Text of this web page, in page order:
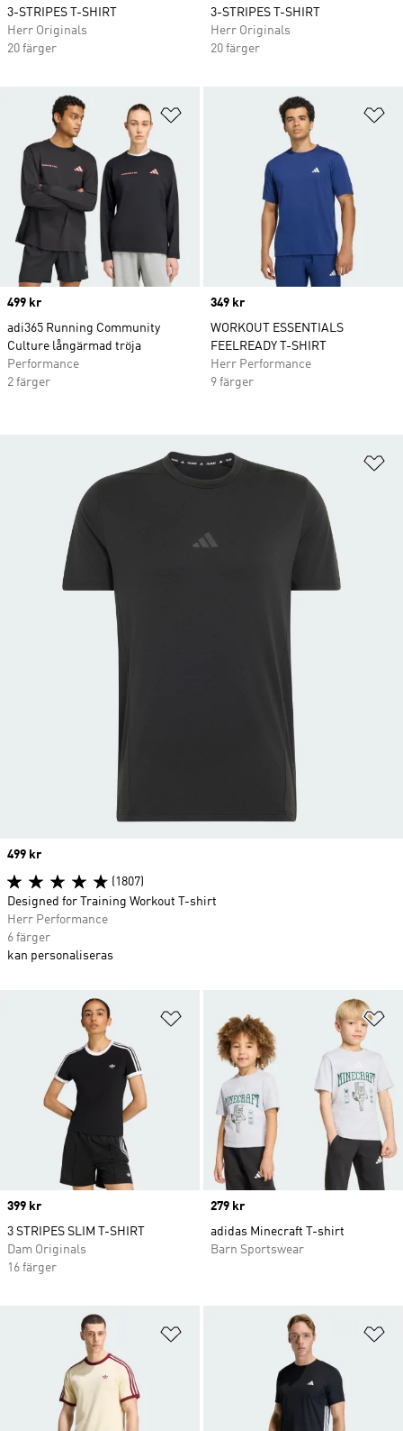
3-STRIPES T-SHIRT
Herr Originals
20 färger
3-STRIPES T-SHIRT
Herr Originals
20 färger
Lägg till på önskelistan
Price
499 kr
adi365 Running Community
Culture långärmad tröja
Performance
2 färger
Price
349 kr
WORKOUT ESSENTIALS
FEELREADY T-SHIRT
Herr Performance
9 färger
Lägg till på önskelistan
Price
399 kr
3 STRIPES SLIM T-SHIRT
Dam Originals
16 färger
Price
279 kr
adidas Minecraft T-shirt
Barn Sportswear
Lägg till på önskelistan
Price
499 kr
(1807)
Designed for Training Workout T-shirt
Herr Performance
6 färger
kan personaliseras